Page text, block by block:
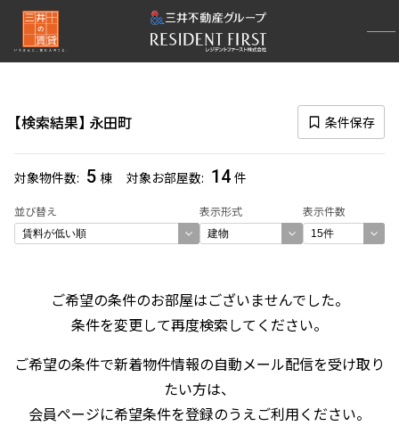
検索結果 永田町 条件保存
対象物件数 5 棟 対象お部屋数 14 件
並び替え 表示形式 表示件数
再検索ナビゲーション
選択中の路線
有楽町線
(398)
永田町 (32)
一覧から選び直す
選び方を変更する
ご希望の条件のお部屋はございませんでした。
条件を変更して再度検索してください。
ご希望の条件で新着物件情報の自動メール配信を受け取り
たい方は、
会員ページに希望条件を登録のうえご利用ください。